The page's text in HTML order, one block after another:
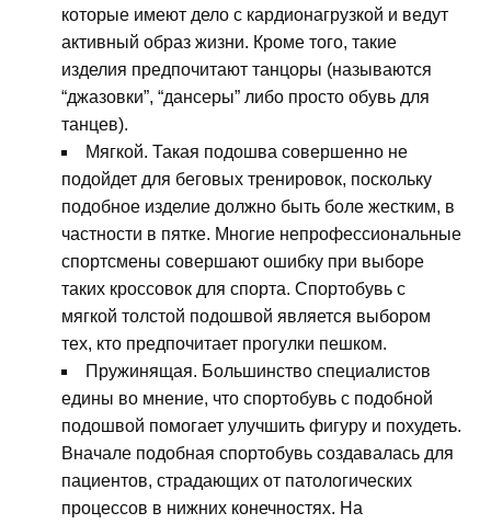
которые имеют дело с кардионагрузкой и ведут
активный образ жизни. Кроме того, такие
изделия предпочитают танцоры (называются
“джазовки”, “дансеры” либо просто обувь для
танцев).
Мягкой. Такая подошва совершенно не
подойдет для беговых тренировок, поскольку
подобное изделие должно быть боле жестким, в
частности в пятке. Многие непрофессиональные
спортсмены совершают ошибку при выборе
таких кроссовок для спорта. Спортобувь с
мягкой толстой подошвой является выбором
тех, кто предпочитает прогулки пешком.
Пружинящая. Большинство специалистов
едины во мнение, что спортобувь с подобной
подошвой помогает улучшить фигуру и похудеть.
Вначале подобная спортобувь создавалась для
пациентов, страдающих от патологических
процессов в нижних конечностях. На